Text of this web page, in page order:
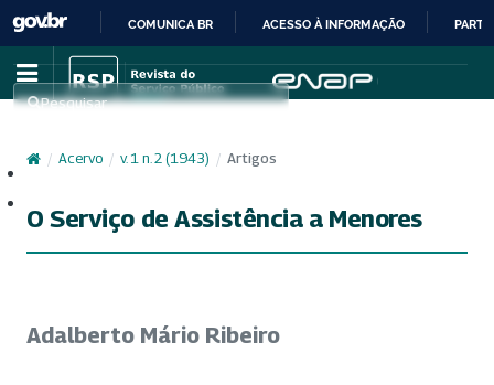
IR
PARA
CONTEÚDO
COMUNICA BR ACESSO À INFORMAÇÃO
Pesquisar
/ Acervo / v. 1 n. 2 (1943) / Artigos
O Serviço de Assistência a Menores
Adalberto Mário Ribeiro